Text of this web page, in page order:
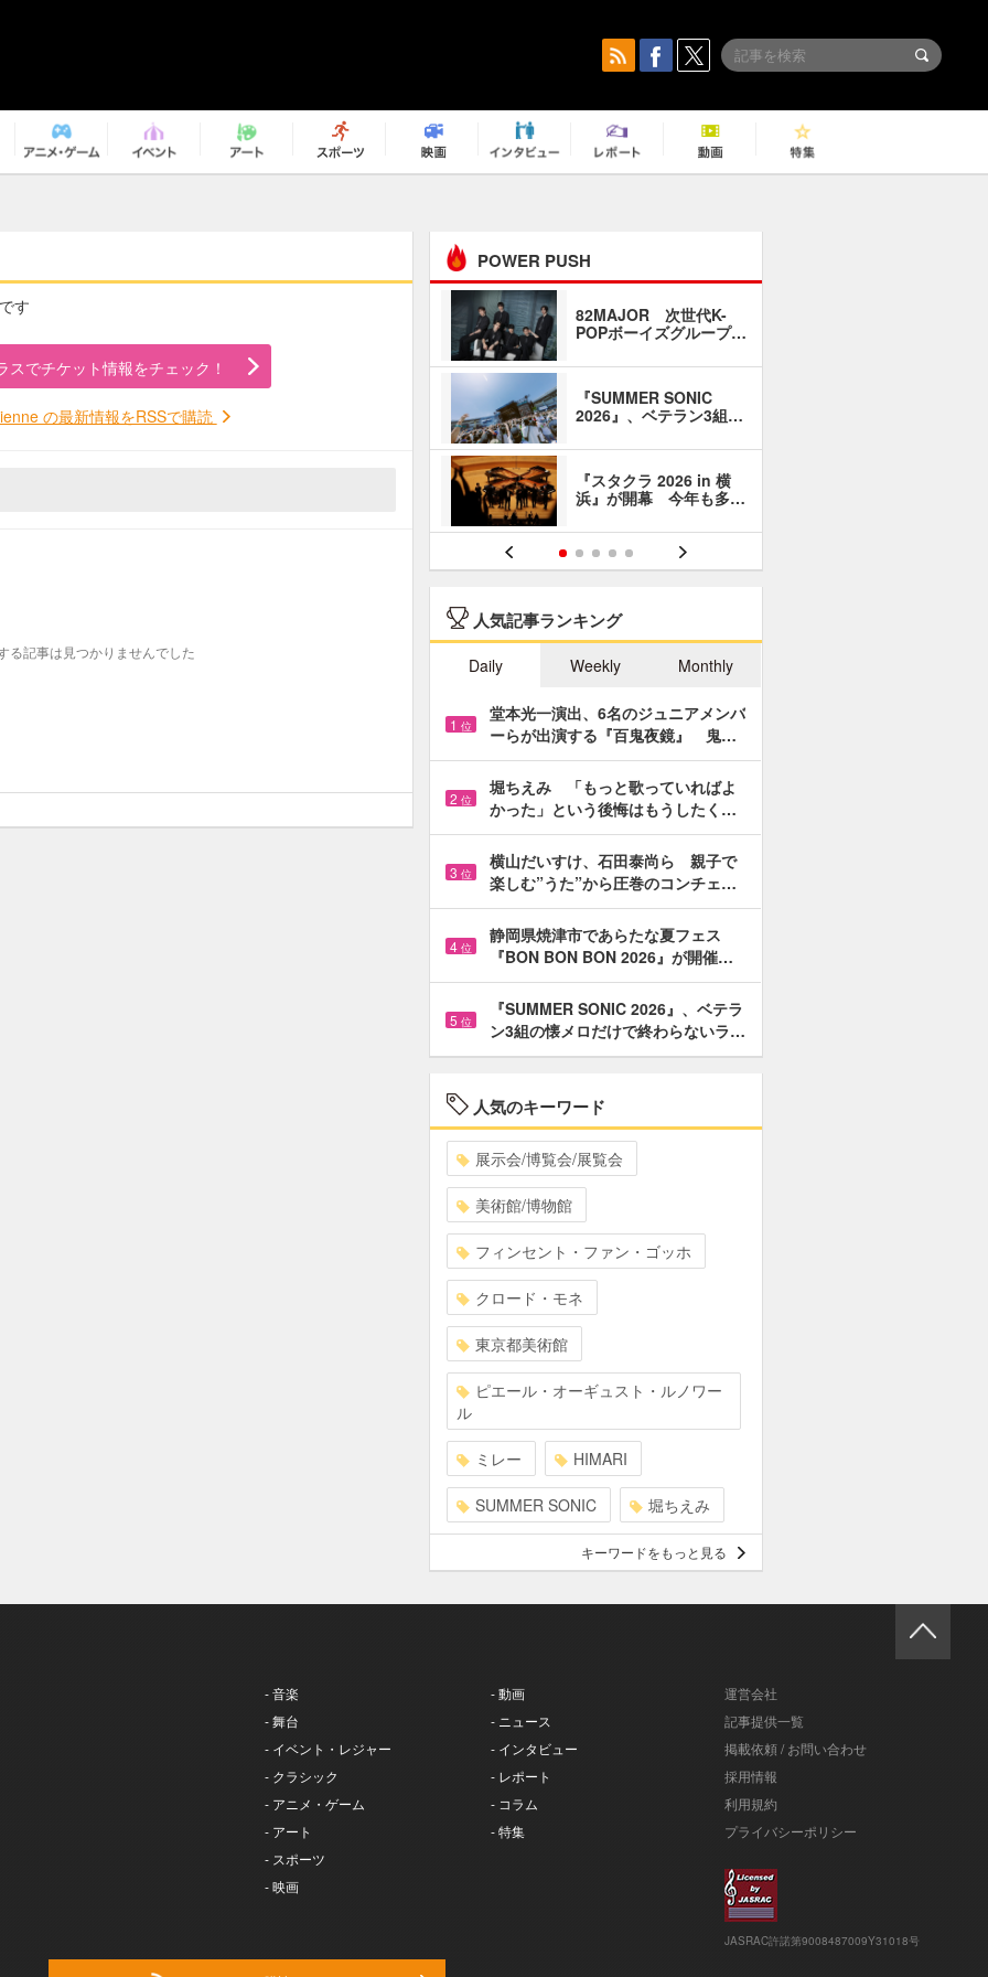
す
スでチケット情報をチェック！
の最新情報をRSSで購読
る記事は見つかりませんでした
POWER PUSH
82MAJOR 次世代K-
POPボーイズグループ…
『SUMMER SONIC
2026』、ベテラン3組…
『スタクラ 2026 in 横
浜』が開幕 今年も多…
人気記事ランキング
Daily Weekly Monthly
1 位
堂本光一演出、6名のジュニアメンバ
ーらが出演する『百鬼夜鏡』 鬼…
2 位
堀ちえみ 「もっと歌っていればよ
かった」という後悔はもうしたく…
3 位
横山だいすけ、石田泰尚ら 親子で
楽しむ”うた”から圧巻のコンチェ…
4 位
静岡県焼津市であらたな夏フェス
『BON BON BON 2026』が開催…
5 位
『SUMMER SONIC 2026』、ベテラ
ン3組の懐メロだけで終わらないラ…
人気のキーワード
展示会/博覧会/展覧会
美術館/博物館
フィンセント・ファン・ゴッホ
クロード・モネ
東京都美術館
ピエール・オーギュスト・ルノワー
ル
ミレー HIMARI
SUMMER SONIC 堀ちえみ
キーワードをもっと見る
- 音楽
- 舞台
- イベント・レジャー
- クラシック
- アニメ・ゲーム
- アート
- スポーツ
- 映画
- 動画
- ニュース
- インタビュー
- レポート
- コラム
- 特集
運営会社
記事提供一覧
掲載依頼 / お問い合わせ
採用情報
利用規約
プライバシーポリシー
JASRAC許諾第9008487009Y31018号